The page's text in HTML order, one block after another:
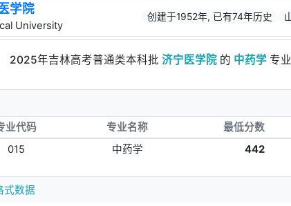
学院
University
创建于1952年, 已有74年历史
2025年吉林高考普通类本科批 济宁医学院 的 中药学 专
业代码 专业名称 最低分数
015 中药学 442
式数据